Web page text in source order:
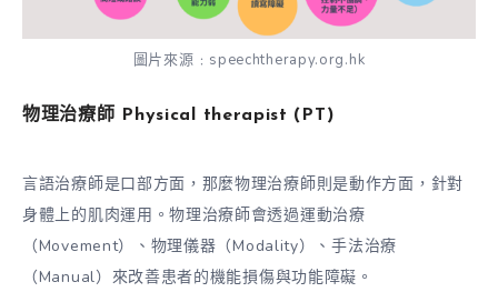
圖片來源﹕speechtherapy.org.hk
物理治療師 Physical therapist (PT)
言語治療師是口部方面，那麼物理治療師則是動作方面，針對
身體上的肌肉運用。物理治療師會透過運動治療
（Movement）、物理儀器（Modality）、手法治療
（Manual）來改善患者的機能損傷與功能障礙。